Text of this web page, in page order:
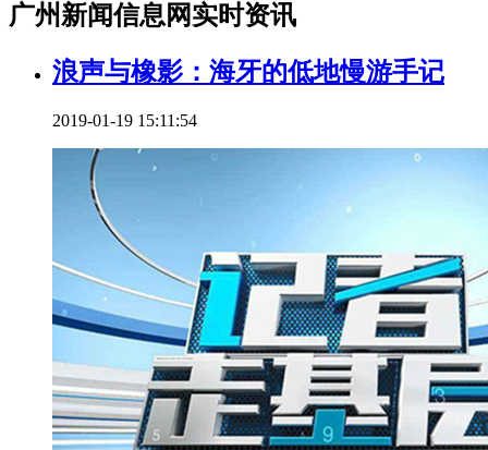
广州新闻信息网实时资讯
浪声与橡影：海牙的低地慢游手记
2019-01-19 15:11:54